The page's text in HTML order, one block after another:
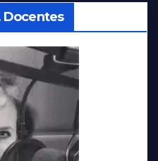
Docentes